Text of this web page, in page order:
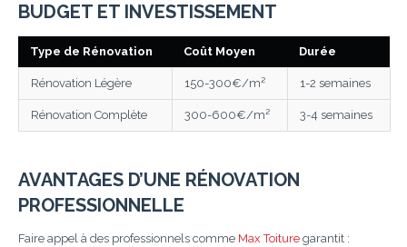
BUDGET ET INVESTISSEMENT
Type de Rénovation Coût Moyen Durée
Rénovation Légère 150-300€/m² 1-2 semaines
Rénovation Complète 300-600€/m² 3-4 semaines
AVANTAGES D’UNE RÉNOVATION
PROFESSIONNELLE
Faire appel à des professionnels comme Max Toituregarantit :